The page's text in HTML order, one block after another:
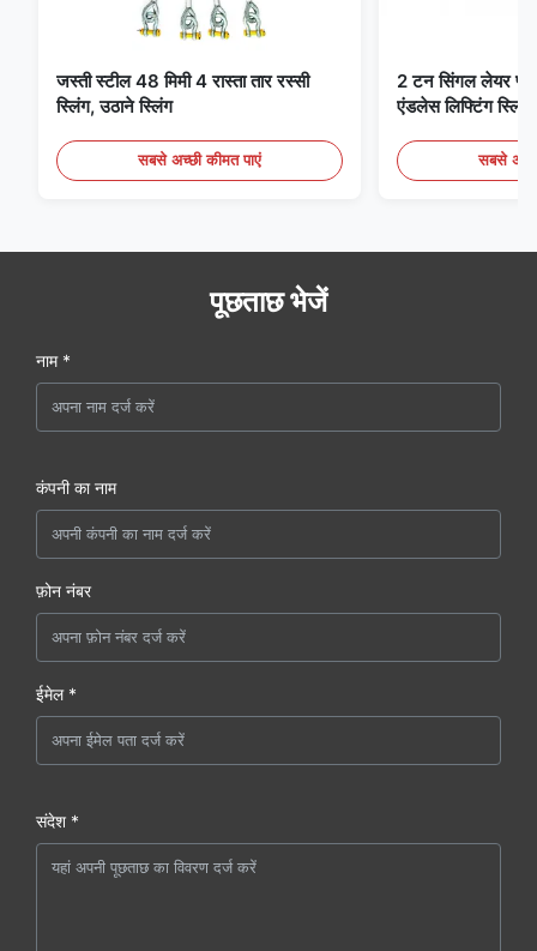
जस्ती स्टील 48 मिमी 4 रास्ता तार रस्सी
स्लिंग, उठाने स्लिंग
सबसे अच्छी कीमत पाएं
2 टन सिंगल लेयर
एंडलेस लिफ्टिंग स्लिंग्स
सबसे
पूछताछ भेजें
नाम *
कंपनी का नाम
फ़ोन नंबर
ईमेल *
संदेश *